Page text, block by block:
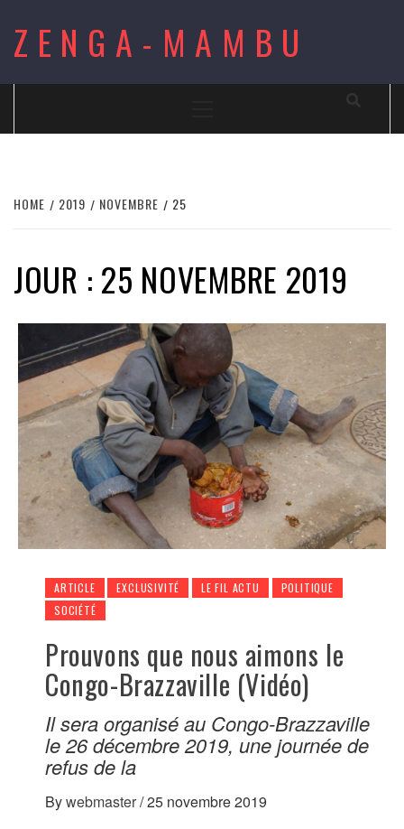
content
ZENGA-MAMBU
HOME 2019 NOVEMBRE 25
JOUR : 25 NOVEMBRE 2019
ARTICLE EXCLUSIVITÉ LE FIL ACTU
POLITIQUE
SOCIÉTÉ
Prouvons que nous aimons le
Congo-Brazzaville (Vidéo)
Il sera organisé au Congo-Brazzaville
le 26 décembre 2019, une journée de
refus de la
Bywebmaster/25 novembre 2019